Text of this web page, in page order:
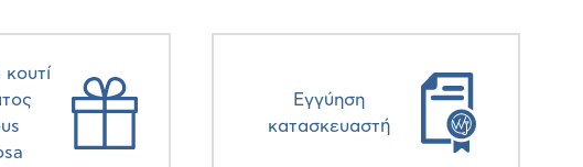
Eγγύηση
κατασκευαστή